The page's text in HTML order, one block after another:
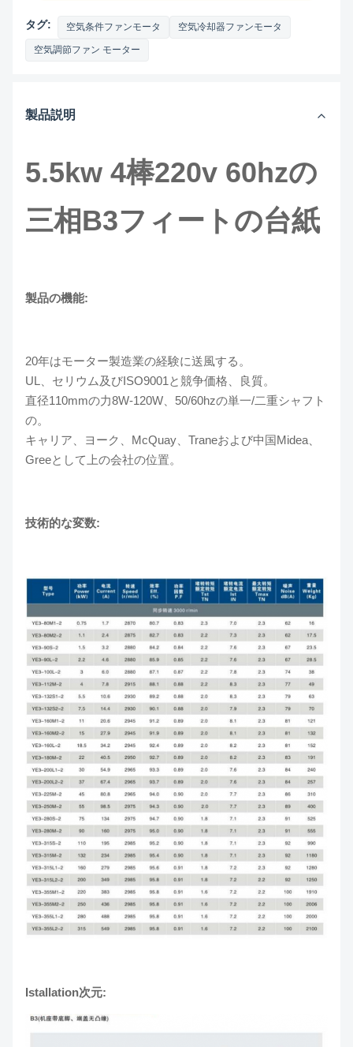
タグ: 空気条件ファンモータ 空気冷却器ファンモータ
空気調節ファン モーター
製品説明
5.5kw 4棒220v 60hzの
三相B3フィートの台紙
製品の機能:
20年はモーター製造業の経験に送風する。
UL、セリウム及びISO9001と競争価格、良質。
直径110mmの力8W-120W、50/60hzの単一/二重シャフト
の。
キャリア、ヨーク、McQuay、Traneおよび中国Midea、
Greeとして上の会社の位置。
技術的な変数:
Istallation次元: